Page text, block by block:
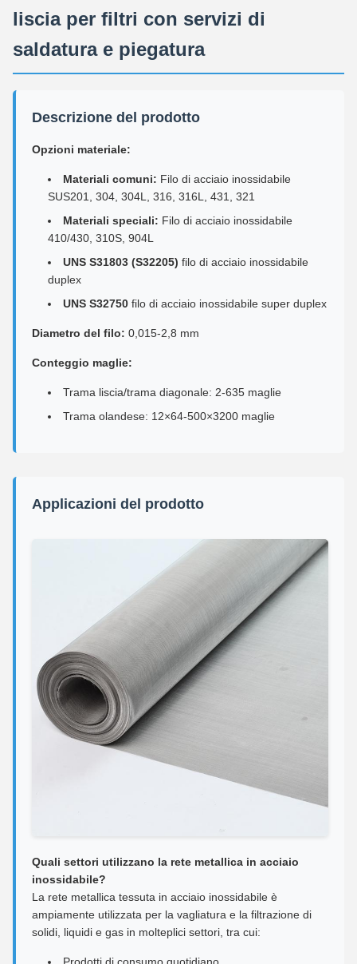
liscia per filtri con servizi di
saldatura e piegatura
Descrizione del prodotto
Opzioni materiale:
Materiali comuni: Filo di acciaio inossidabile
SUS201, 304, 304L, 316, 316L, 431, 321
Materiali speciali: Filo di acciaio inossidabile
410/430, 310S, 904L
UNS S31803 (S32205) filo di acciaio inossidabile
duplex
UNS S32750 filo di acciaio inossidabile super duplex
Diametro del filo: 0,015-2,8 mm
Conteggio maglie:
Trama liscia/trama diagonale: 2-635 maglie
Trama olandese: 12×64-500×3200 maglie
Applicazioni del prodotto
Quali settori utilizzano la rete metallica in acciaio
inossidabile?
La rete metallica tessuta in acciaio inossidabile è
ampiamente utilizzata per la vagliatura e la filtrazione di
solidi, liquidi e gas in molteplici settori, tra cui: